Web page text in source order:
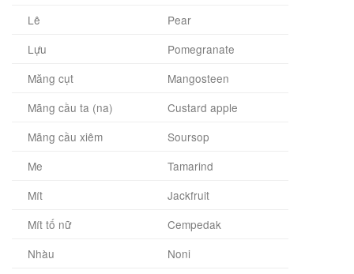
Lê
Pear
Lựu
Pomegranate
Măng cụt
Mangosteen
Mãng cầu ta (na)
Custard apple
Mãng cầu xiêm
Soursop
Me
Tamarind
Mít
Jackfruit
Mít tố nữ
Cempedak
Nhàu
Noni